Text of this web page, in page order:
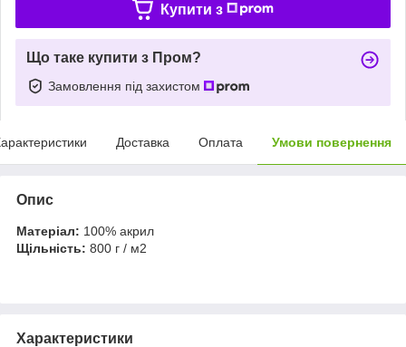
Купити з
Що таке купити з Пром?
Замовлення під захистом
Доставка Оплата Умови повернення
Опис
Матеріал: 100% акрил
Щільність: 800 г / м2
Характеристики